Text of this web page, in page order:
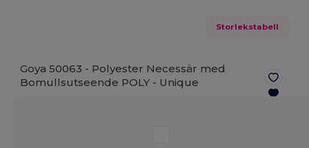
Storlekstabell
Goya 50063 - Polyester Necessär med
Bomullsutseende POLY - Unique